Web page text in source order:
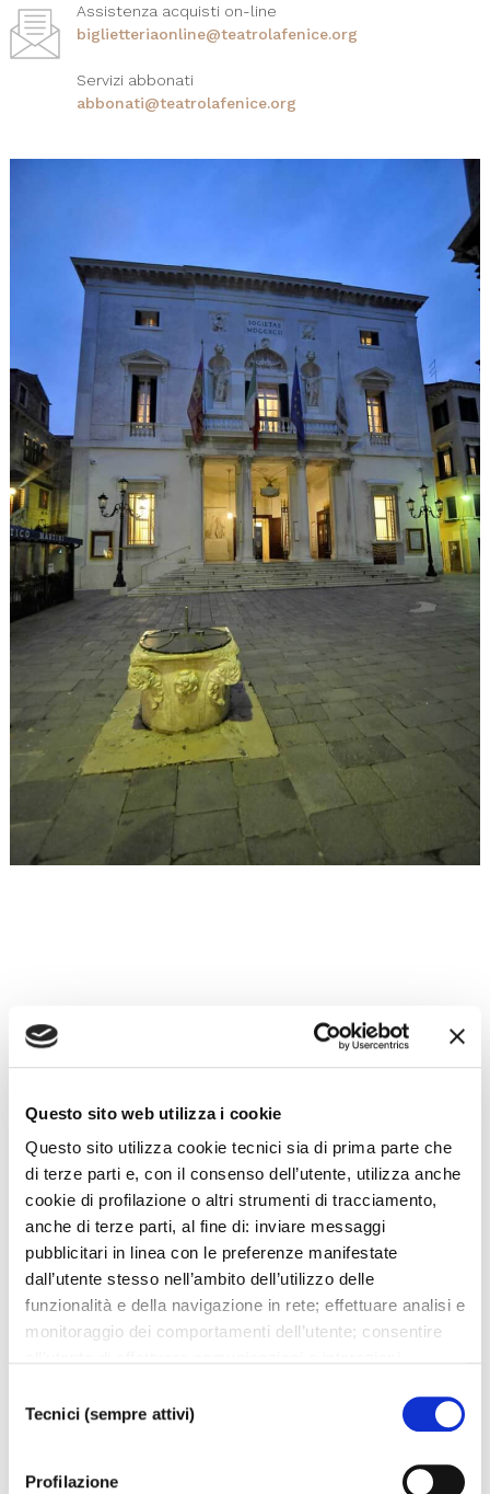
Questo sito web utilizza i cookie
Questo sito utilizza cookie tecnici sia di prima parte che
di terze parti e, con il consenso dell’utente, utilizza anche
cookie di profilazione o altri strumenti di tracciamento,
anche di terze parti, al fine di: inviare messaggi
pubblicitari in linea con le preferenze manifestate
dall’utente stesso nell’ambito dell’utilizzo delle
funzionalità e della navigazione in rete; effettuare analisi e
monitoraggio dei comportamenti dell’utente; consentire
TUTTI”, l’utente acconsente all’uso di tutti i cookie non
tecnici, inclusi quindi quelli di profilazione, analitici e
social. Il consenso è facoltativo e può essere revocato in
qualsiasi momento. Se l’utente desidera modificare le
delTecnici (sempre attivi)
Profilazione
Assistenza acquisti on-line
biglietteriaonline@teatrolafenice.org
Servizi abbonati
abbonati@teatrolafenice.org